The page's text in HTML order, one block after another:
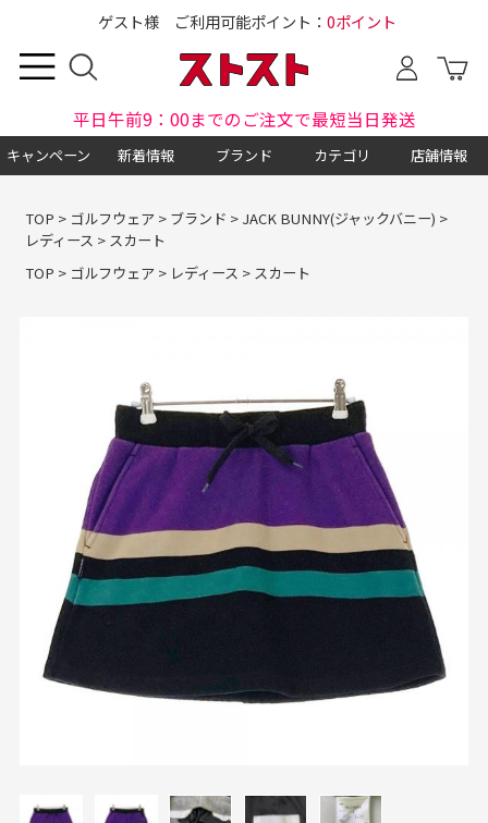
ゲスト様 ご利用可能ポイント： 0ポイント
平日午前9：00までのご注文で最短当日発送
キャンペーン 新着情報 ブランド カテゴリ 店舗情報
TOP > ゴルフウェア > ブランド > JACK BUNNY(ジャックバニー) >
レディース > スカート
TOP > ゴルフウェア > レディース > スカート